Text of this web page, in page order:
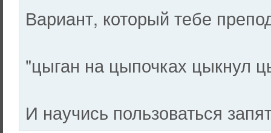
Вариант, который тебе
"цыган на цыпочках цыкнул
И научись пользоваться